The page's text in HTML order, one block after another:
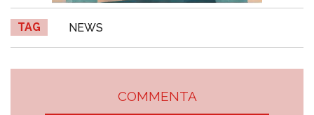
TAG NEWS
COMMENTA